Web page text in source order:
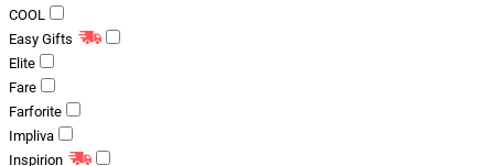
COOL
Easy Gifts
Elite
Fare
Farforite
Impliva
Inspirion